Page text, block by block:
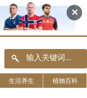
✕
生活养生 植物百科